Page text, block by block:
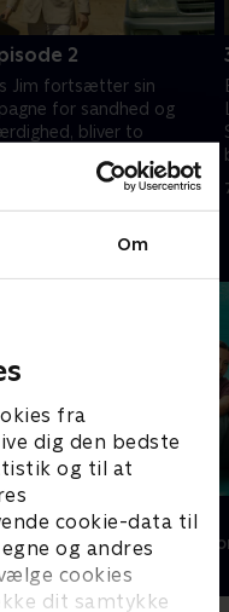
Om
fra
dig den bedste
og til at
cookie-data til
og andres
cookies
dit samtykke
2
Jim fortsætter sin
for sandhed og
bliver to
2025 • 55 min
Løgnen
Drama • 1